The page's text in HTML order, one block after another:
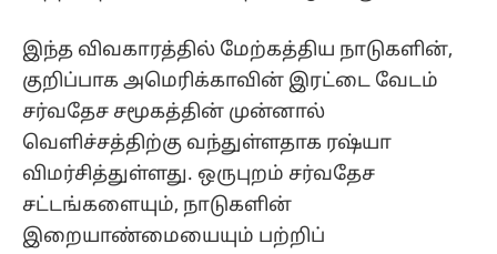
இந்த விவகாரத்தில் மேற்கத்திய நாடுகளின்,
குறிப்பாக அமெரிக்காவின் இரட்டை வேடம்
சர்வதேச சமூகத்தின் முன்னால்
வெளிச்சத்திற்கு வந்துள்ளதாக ரஷ்யா
விமர்சித்துள்ளது. ஒருபுறம் சர்வதேச
சட்டங்களையும், நாடுகளின்
இறையாண்மையையும் பற்றிப்